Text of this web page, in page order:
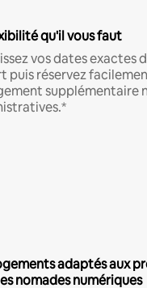
qu'il vous faut
vos dates exactes
puis réservez
supplémentaire
adaptés aux
nomades numériques